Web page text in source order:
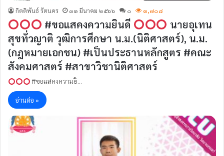
กิตติพันธ์ รัตนคร ๓๑ มีนาคม ๒๕๖๖ ๐ ๑,๗๐๘
#ขอแสคงความยินดี
นายอุเทน
สุขทั่วญาติ วุฒิการศึกษา น.ม.(นิติศาสตร์), น.ม.
(กฎหมายเอกชน) #เป็นประธานหลักสูตร #คณะ
สังคมศาสตร์ #สาขาวิชานิติศาสตร์
#ขอแสคงความยิ…
อ่านต่อ »